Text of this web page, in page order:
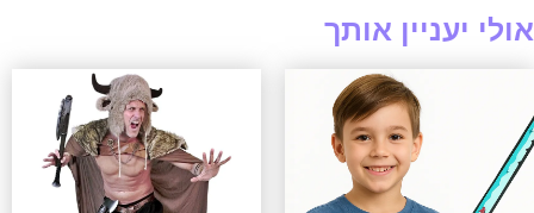
אולי יעניין אותך